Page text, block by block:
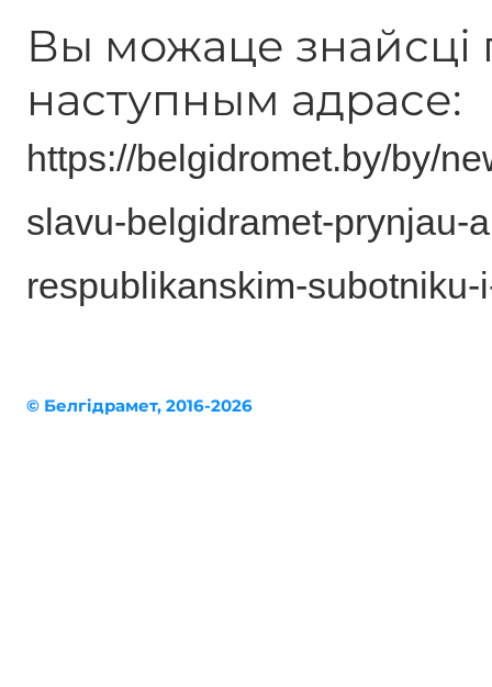
Вы можаце знайсці
наступным адрасе:
https://belgidromet.by/by/
slavu-belgidramet-prynjau-
respublikanskim-
© Белгiдрaмет, 2016-2026